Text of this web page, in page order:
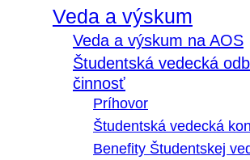
Veda a výskum
Veda a výskum na AOS
Študentská vedecká
činnosť
Príhovor
Študentská vedecká
Benefity Študentskej